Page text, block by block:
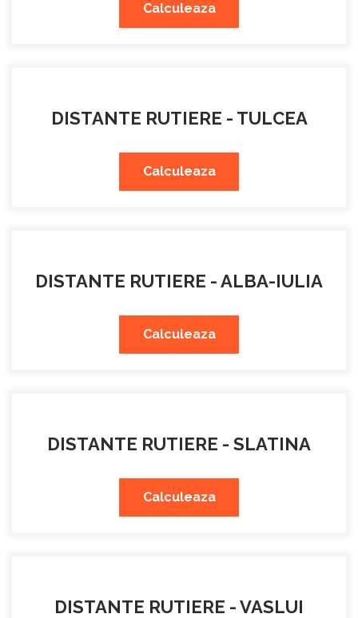
Calculeaza
DISTANTE RUTIERE - TULCEA
Calculeaza
DISTANTE RUTIERE - ALBA-IULIA
Calculeaza
DISTANTE RUTIERE - SLATINA
Calculeaza
DISTANTE RUTIERE - VASLUI